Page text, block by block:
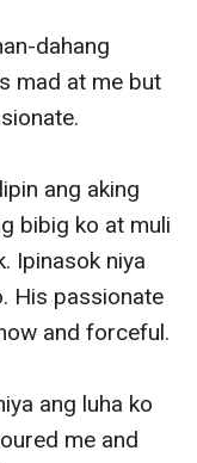
dahang
mad at me but
ang aking
bibig ko at muli
Ipinasok niya
His passionate
and forceful.
ang luha ko
me and